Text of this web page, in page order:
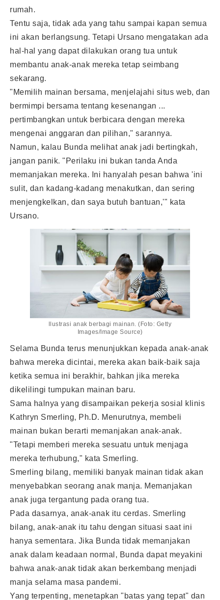
rumah.
Tentu saja, tidak ada yang tahu sampai kapan semua
ini akan berlangsung. Tetapi Ursano mengatakan ada
hal-hal yang dapat dilakukan orang tua untuk
membantu anak-anak mereka tetap seimbang
sekarang.
"Memilih mainan bersama, menjelajahi situs web, dan
bermimpi bersama tentang kesenangan ...
pertimbangkan untuk berbicara dengan mereka
mengenai anggaran dan pilihan," sarannya.
Namun, kalau Bunda melihat anak jadi bertingkah,
jangan panik. "Perilaku ini bukan tanda Anda
memanjakan mereka. Ini hanyalah pesan bahwa 'ini
sulit, dan kadang-kadang menakutkan, dan sering
menjengkelkan, dan saya butuh bantuan,'" kata
Ursano.
llustrasi anak berbagi mainan. (Foto: Getty
Images/Image Source)
Selama Bunda terus menunjukkan kepada anak-anak
bahwa mereka dicintai, mereka akan baik-baik saja
ketika semua ini berakhir, bahkan jika mereka
dikelilingi tumpukan mainan baru.
Sama halnya yang disampaikan pekerja sosial klinis
Kathryn Smerling, Ph.D. Menurutnya, membeli
mainan bukan berarti memanjakan anak-anak.
"Tetapi memberi mereka sesuatu untuk menjaga
mereka terhubung," kata Smerling.
Smerling bilang, memiliki banyak mainan tidak akan
menyebabkan seorang anak manja. Memanjakan
anak juga tergantung pada orang tua.
Pada dasarnya, anak-anak itu cerdas. Smerling
bilang, anak-anak itu tahu dengan situasi saat ini
hanya sementara. Jika Bunda tidak memanjakan
anak dalam keadaan normal, Bunda dapat meyakini
bahwa anak-anak tidak akan berkembang menjadi
manja selama masa pandemi.
Yang terpenting, menetapkan "batas yang tepat" dan